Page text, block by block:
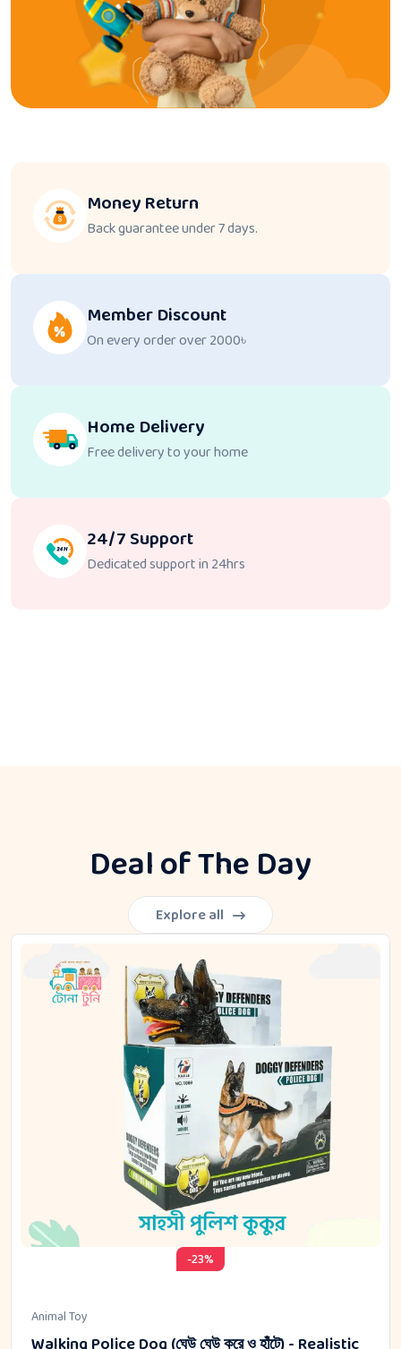
Money Return
Back guarantee under 7 days.
Member Discount
On every order over 2000৳
Home Delivery
Free delivery to your home
24/7 Support
Dedicated support in 24hrs
Deal of The Day
Explore all
-23%
Animal Toy